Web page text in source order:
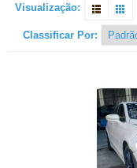
Visualização:
Classificar Por: